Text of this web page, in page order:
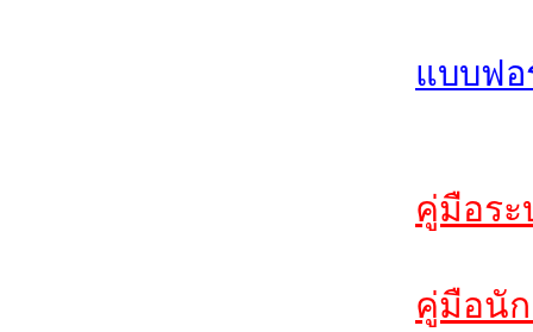
แบบฟอ
คู่มือระ
คู่มือนัก